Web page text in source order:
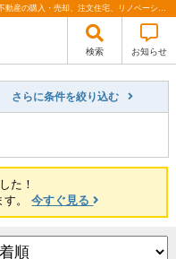
徒歩7分以内｜関西（大阪・北摂・神戸）・関東（東京）で不動産の購入・売却、注文住宅、リノベーションの事なら株式会社ハウスコミュニケーション
検索 お知らせ
さらに条件を絞り込む
た！
す。今すぐ見る